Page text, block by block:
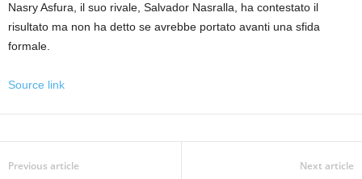
Nasry Asfura, il suo rivale, Salvador Nasralla, ha contestato il
risultato ma non ha detto se avrebbe portato avanti una sfida
formale.
Source link
Previous article Next article